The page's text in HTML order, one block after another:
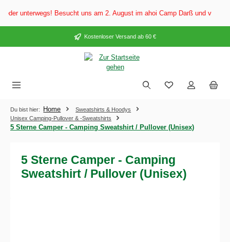
springen
unterwegs! Besucht uns am 2. August im ahoi Camp Darß und vom 3.
Kostenloser Versand ab 60 €
Du bist hier: Home
Sweatshirts & Hoodys
Unisex Camping-Pullover & -Sweatshirts
5 Sterne Camper - Camping Sweatshirt / Pullover (Unisex)
5 Sterne Camper - Camping
Sweatshirt / Pullover (Unisex)